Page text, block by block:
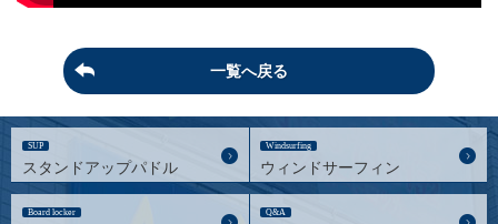
一覧へ戻る
SUP
スタンドアップパドル
Windsurfing
ウィンドサーフィン
Board locker Q&A